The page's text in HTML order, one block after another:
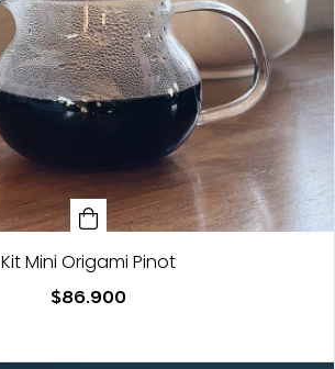
Kit Mini Origami Pinot
$86.900